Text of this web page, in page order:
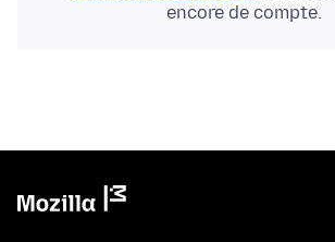
encore de compte.